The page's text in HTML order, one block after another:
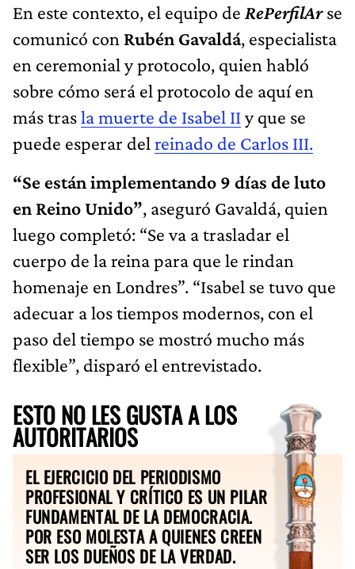
En este contexto, el equipo de RePerfilArse
comunicó con Rubén Gavaldá, especialista
en ceremonial y protocolo, quien habló
sobre cómo será el protocolo de aquí en
más trasla muerte de Isabel IIy que se
puede esperar del reinado de Carlos III.
“Se están implementando 9 días de luto
en Reino Unido”, aseguró Gavaldá, quien
luego completó: “Se va a trasladar el
cuerpo de la reina para que le rindan
homenaje en Londres”. “Isabel se tuvo que
adecuar a los tiempos modernos, con el
paso del tiempo se mostró mucho más
flexible”, disparó el entrevistado.
ESTO NO LES GUSTA A LOS
AUTORITARIOS
EL EJERCICIO DEL PERIODISMO
PROFESIONAL Y CRÍTICO ES UN PILAR
FUNDAMENTAL DE LA DEMOCRACIA.
POR ESO MOLESTA A QUIENES CREEN
SER LOS DUEÑOS DE LA VERDAD.